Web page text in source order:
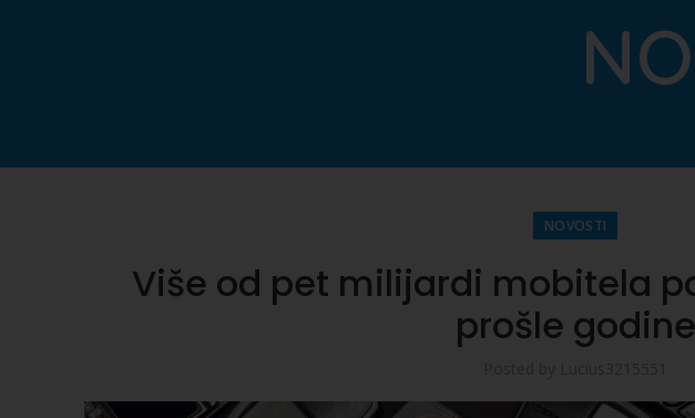
NOVOSTI
Više od pet milijardi mobitela
prošle godine